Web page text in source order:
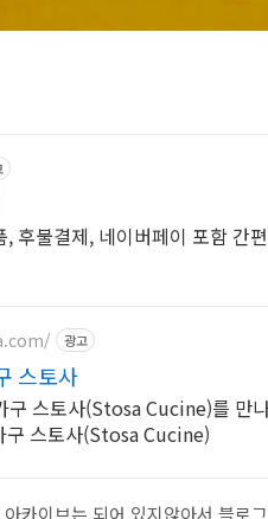
후불결제, 네이버페이 포함 간
광고
스토사
구 스토사(Stosa Cucine)를 만
구 스토사(Stosa Cucine)
카이브는 되어 있지않아서 블로